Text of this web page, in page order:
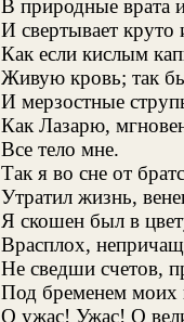
В природные врата
И свертывает круто
Как если кислым
Живую кровь; так
И мерзостные
Как Лазарю,
Все тело мне.
Так я во сне от
Утратил жизнь,
Я скошен был в
Врасплох,
Не сведши счетов,
Под бременем моих
О ужас! Ужас! О